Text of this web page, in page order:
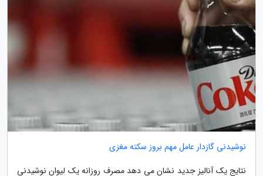
نوشیدنی گازدار عامل مهم بروز سکته مغزی
نتایج یک آنالیز جدید نشان می دهد مصرف روزانه یک لیوان نوشیدنی